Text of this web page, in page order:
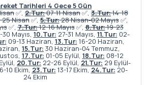
Tarihleri 4 Gece 5 Gün
✅, 2.Tur:07-11 Nisan✅, 3.Tur:14-18
Nisan✅,5.Tur:28 Nisan-02 Mayıs✅,
✅,7.Tur:12-16 Mayıs✅,8.Tur:19-23
30 Mayıs, 10.Tur: 27-31 Mayıs, 11.Tur: 02-
09-13 Haziran, 13.Tur: 16-20 Haziran,
15.Tur: 30 Haziran-04 Temmuz,
17.Tur: 01-05 Eylül, 18.Tur: 08-12
20.Tur: 22-26 Eylül, 21.Tur: 29 Eylül-
10 Ekim, 23.Tur: 13-17 Ekim, 24.Tur: 20-
24 Ekim